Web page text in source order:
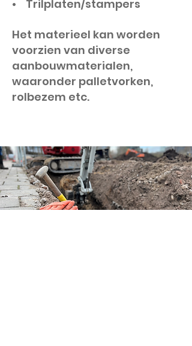
• Trilplaten/stampers
Het materieel kan worden
voorzien van diverse
aanbouwmaterialen,
waaronder palletvorken,
rolbezem etc.